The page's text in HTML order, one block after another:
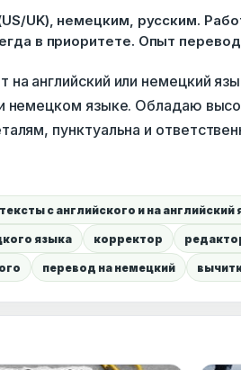
UK), немецким, русским.
в приоритете. Опыт
на английский или немецкий
немецком языке. Обладаю
пунктуальна и
с английского и на английский
языка корректор
перевод на немецкий